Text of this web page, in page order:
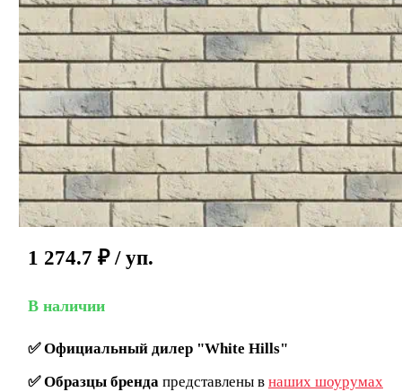
1 274.7 ₽ / уп.
В наличии
✅Официальный дилер "White Hills"
✅Образцы брендапредставлены в наших шоурумах